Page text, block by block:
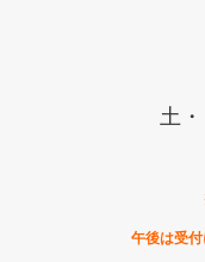
土
午後は受